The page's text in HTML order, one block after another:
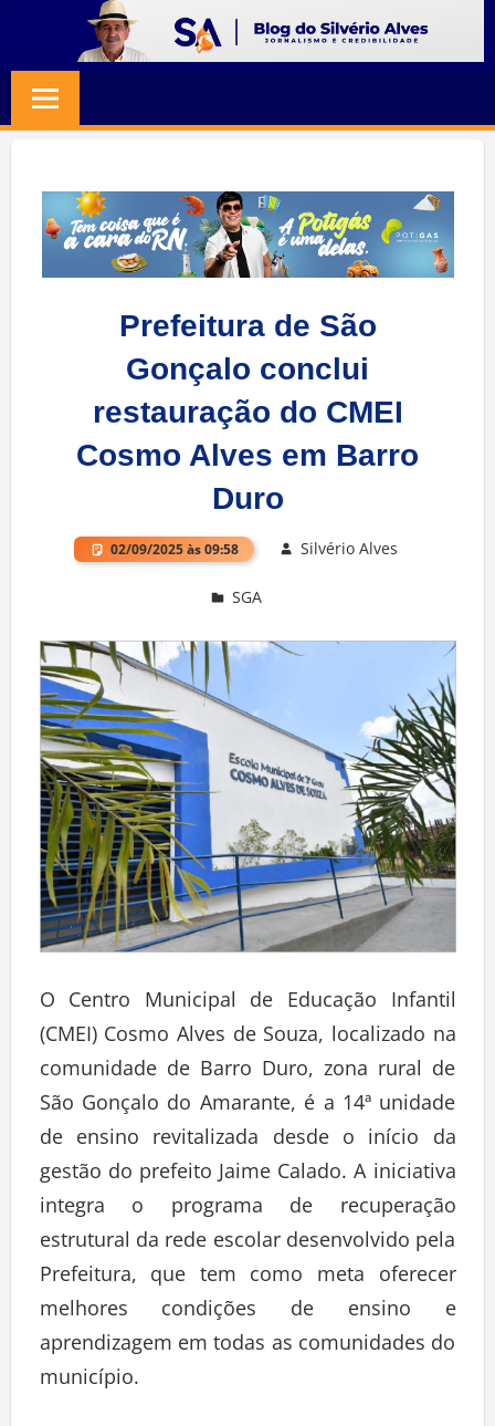
content
SILVERIO
ALVES
Jornalismo
Credibilidade
Prefeitura de São
Gonçalo conclui
restauração do CMEI
Cosmo Alves em Barro
Duro
02/09/2025 às 09:58 Silvério Alves
SGA
O Centro Municipal de Educação Infantil
(CMEI) Cosmo Alves de Souza, localizado na
comunidade de Barro Duro, zona rural de
São Gonçalo do Amarante, é a 14ª unidade
de ensino revitalizada desde o início da
gestão do prefeito Jaime Calado. A iniciativa
integra o programa de recuperação
estrutural da rede escolar desenvolvido pela
Prefeitura, que tem como meta oferecer
melhores condições de ensino e
aprendizagem em todas as comunidades do
município.